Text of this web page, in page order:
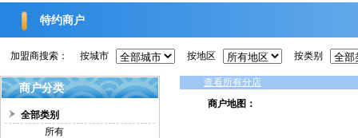
特约商户
加盟商搜索： 按城市 按地区 按类别
商户分类
全部类别
所有
查看所有分店
商户地图：